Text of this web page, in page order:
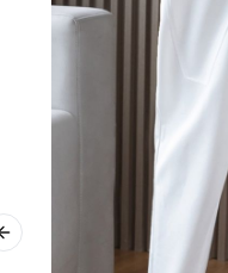
Previous slide